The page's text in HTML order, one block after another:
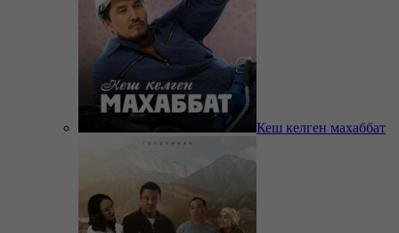
Кеш келген махаббат